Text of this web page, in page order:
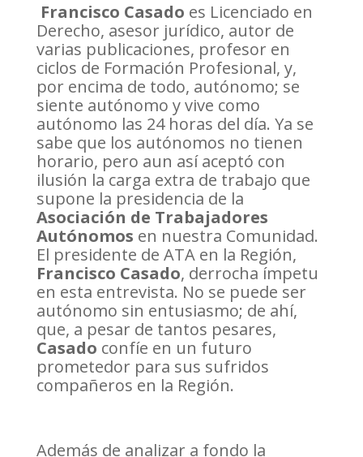
Francisco Casado es Licenciado en
Derecho, asesor jurídico, autor de
varias publicaciones, profesor en
ciclos de Formación Profesional, y,
por encima de todo, autónomo; se
siente autónomo y vive como
autónomo las 24 horas del día. Ya se
sabe que los autónomos no tienen
horario, pero aun así aceptó con
ilusión la carga extra de trabajo que
supone la presidencia de la
Asociación de Trabajadores
Autónomos en nuestra Comunidad.
El presidente de ATA en la Región,
Francisco Casado, derrocha ímpetu
en esta entrevista. No se puede ser
autónomo sin entusiasmo; de ahí,
que, a pesar de tantos pesares,
Casado confíe en un futuro
prometedor para sus sufridos
compañeros en la Región.
Además de analizar a fondo la